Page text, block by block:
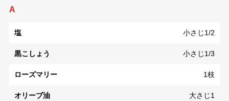
A
塩 小さじ1/2
黒こしょう 小さじ1/3
ローズマリー 1枝
オリーブ油 大さじ1